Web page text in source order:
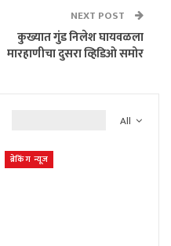
NEXT POST
कुख्यात गुंड निलेश घायवळला
मारहाणीचा दुसरा व्हिडिओ समोर
All
ब्रेकिंग न्यूज